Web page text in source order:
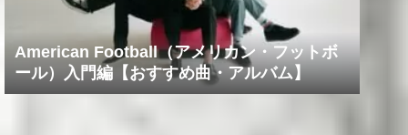
American Football（アメリカン・フットボ
ール）入門編【おすすめ曲・アルバム】